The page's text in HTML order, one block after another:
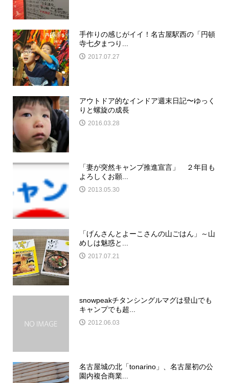
手作りの感じがイイ！名古屋駅西の「円頓
寺七夕まつり...
2017.07.27
アウトドア的なインドア週末日記〜ゆっく
りと螺旋の成長
2016.03.28
「妻が突然キャンプ推進宣言」 ２年目も
よろしくお願...
2013.05.30
「げんさんとよーこさんの山ごはん」～山
めしは魅惑と...
2017.07.21
snowpeakチタンシングルマグは登山でも
キャンプでも超...
2012.06.03
名古屋城の北「tonarino」、名古屋初の公
園内複合商業...